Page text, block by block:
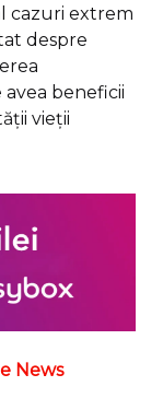
cazuri extrem
despre
beneficii
vieții
News